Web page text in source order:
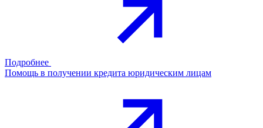
Подробнее
Помощь в получении кредита юридическим лицам